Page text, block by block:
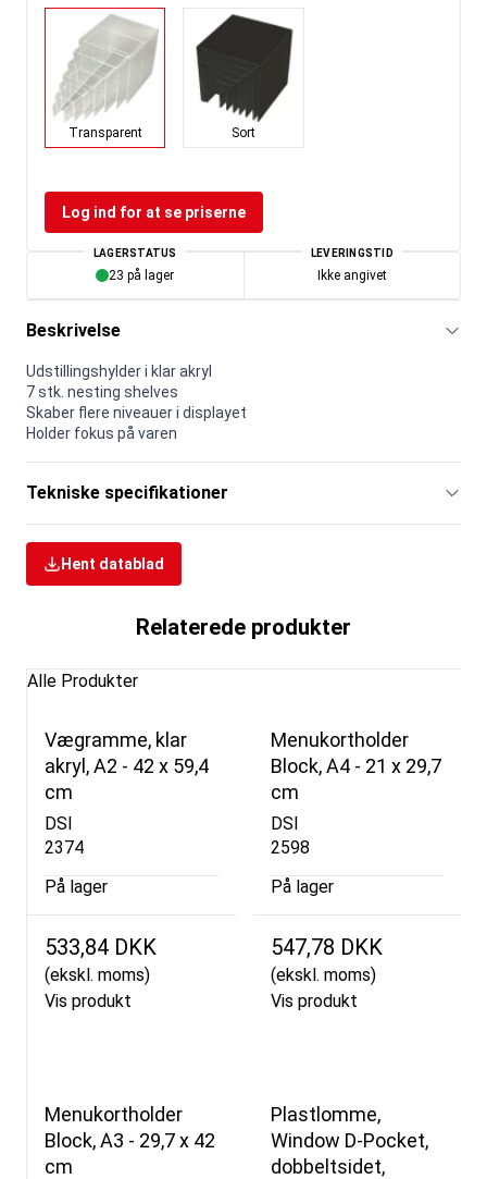
Transparent Sort
Log ind for at se priserne
LAGERSTATUS
23 på lager
LEVERINGSTID
Ikke angivet
Beskrivelse
Udstillingshylder i klar akryl
7 stk. nesting shelves
Skaber flere niveauer i displayet
Holder fokus på varen
Tekniske specifikationer
Hent datablad
Relaterede produkter
Alle Produkter
Vægramme, klar
akryl, A2 - 42 x 59,4
cm
DSI
2374
På lager
533,84 DKK
(ekskl. moms)
Vis produkt
Menukortholder
Block, A4 - 21 x 29,7
cm
DSI
2598
På lager
547,78 DKK
(ekskl. moms)
Vis produkt
Menukortholder
Block, A3 - 29,7 x 42
cm
Plastlomme,
Window D-Pocket,
dobbeltsidet,